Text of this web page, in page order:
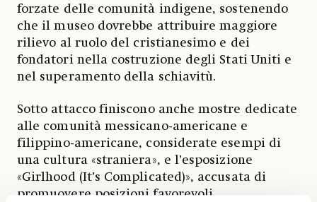
forzate delle comunità indigene, sostenendo
che il museo dovrebbe attribuire maggiore
rilievo al ruolo del cristianesimo e dei
fondatori nella costruzione degli Stati Uniti e
nel superamento della schiavitù.
Sotto attacco finiscono anche mostre dedicate
alle comunità messicano-americane e
filippino-americane, considerate esempi di
una cultura «straniera», e l’esposizione
«Girlhood (It’s Complicated)», accusata di
promuovere posizioni favorevoli